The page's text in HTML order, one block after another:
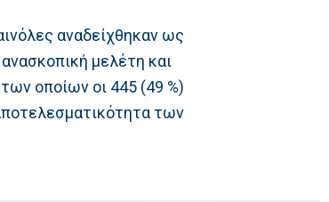
αναδείχθηκαν ως
μελέτη και
οποίων οι 445 (49 %)
των